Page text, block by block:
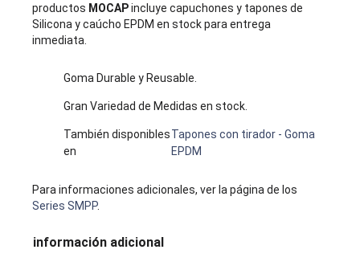
productos MOCAPincluye capuchones y tapones de
Silicona y caúcho EPDM en stock para entrega
inmediata.
Goma Durable y Reusable.
Gran Variedad de Medidas en stock.
También disponibles
en
Tapones con tirador - Goma
EPDM
Para informaciones adicionales, ver la página de los
Series SMPP.
información adicional